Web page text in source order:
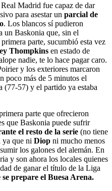
Madrid fue capaz de dar
para asestar un parcial de
. Los blancos sí pudieron
un Baskonia que, sin el
parte, sucumbió esta vez
Thompkins en estado de
nadie, te lo hace pagar caro.
y los exteriores marcaron
poco más de 5 minutos el
(77-57) y el partido ya estaba
parte que ofrecieron
que Baskonia puede sufrir
el resto de la serie (no tiene
ya que ni Diop ni mucho menos
los galones del alemán. En
y son ahora los locales quienes
de ganar el título de la Liga
se prepare el Buesa Arena.